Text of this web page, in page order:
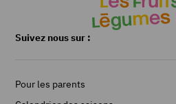
en
plonger
Suivez nous sur :
Pour les parents